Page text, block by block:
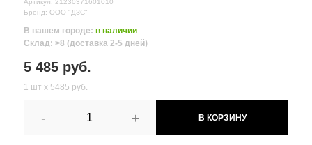
Артикул: 21230371601010
Бренд: ООО "ДЗС"
В вашем городе: в наличии
Склад: >8 (доставка 2-5 дней)
5 485 руб.
1 шт х 5485 руб.
- + В КОРЗИНУ